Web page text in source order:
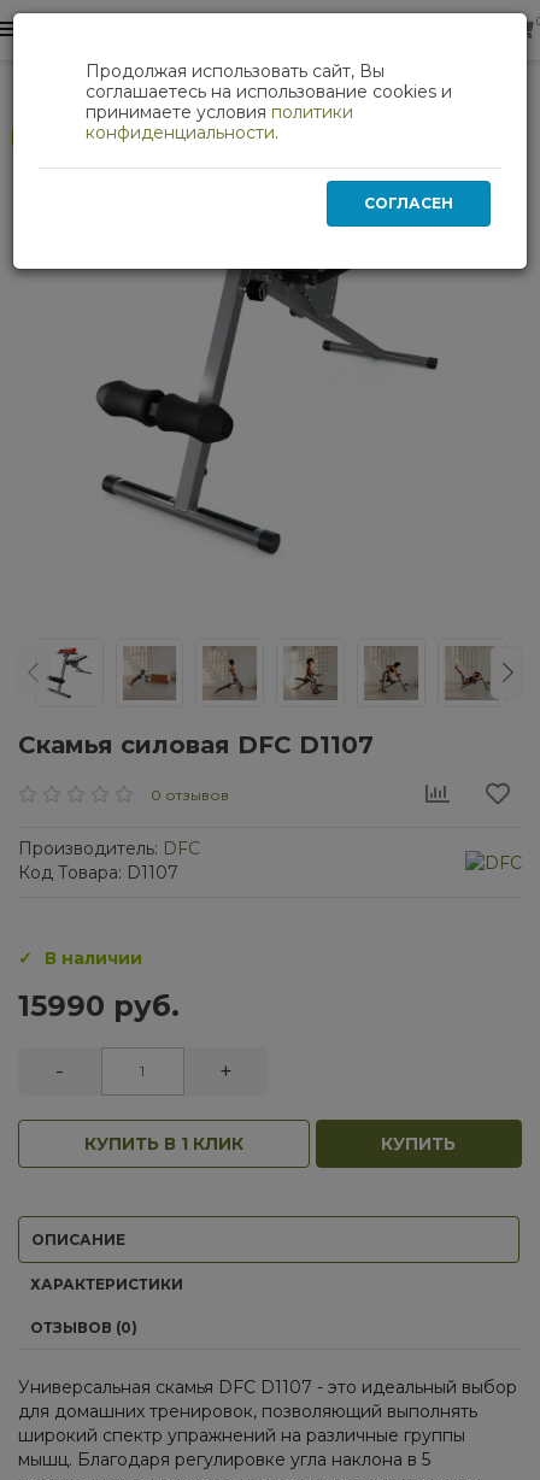
Силовые тренажеры Cкамья силовая DFC D1107
Cкамья силовая DFC D1107
0 отзывов
Производитель: DFC
Код Товара: D1107
В наличии
15990 руб.
- +
КУПИТЬ В 1 КЛИК КУПИТЬ
ОПИСАНИЕ
ХАРАКТЕРИСТИКИ
ОТЗЫВОВ (0)
Универсальная скамья DFC D1107 - это идеальный выбор
для домашних тренировок, позволяющий выполнять
широкий спектр упражнений на различные группы
мышц. Благодаря регулировке угла наклона в 5
Продолжая использовать сайт, Вы
соглашаетесь на использование cookies и
принимаете условия политики
конфиденциальности.
СОГЛАСЕН